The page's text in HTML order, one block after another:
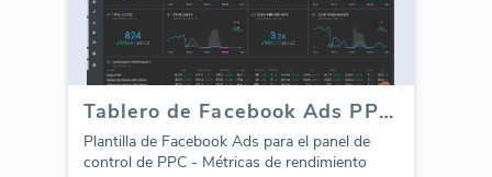
Tablero de Facebook Ads PPC - Rendimiento
Plantilla de Facebook Ads para el panel de
control de PPC - Métricas de rendimiento